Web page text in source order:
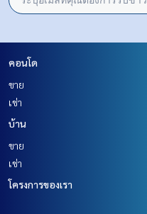
คอนโด
ขาย
เช่า
บ้าน
ขาย
เช่า
โครงการของเรา